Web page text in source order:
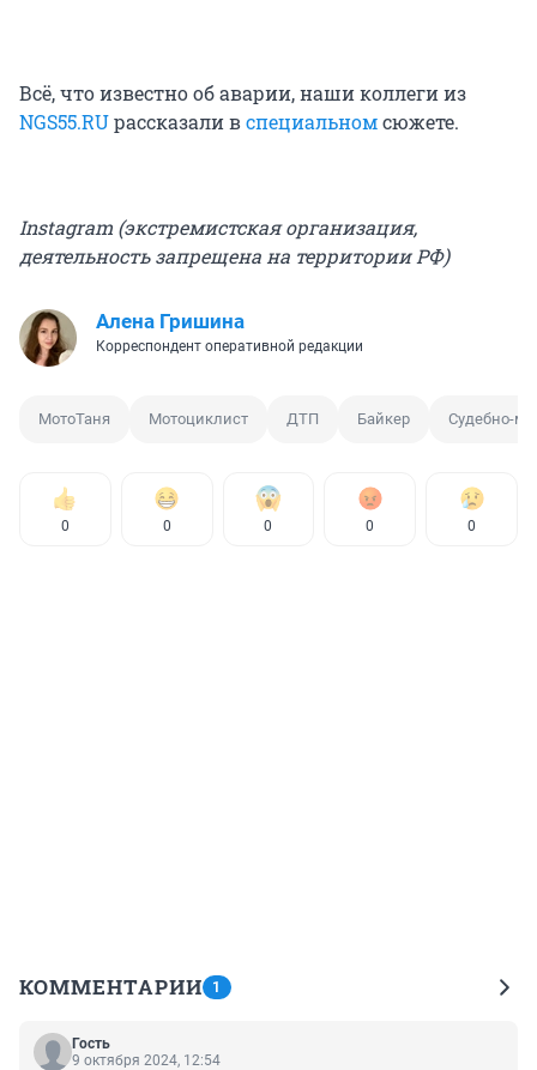
Всё, что известно об аварии, наши коллеги из
NGS55.RUрассказали вспециальномсюжете.
Instagram (экстремистская организация,
деятельность запрещена на территории РФ)
Алена Гришина
Корреспондент оперативной редакции
МотоТаня Мотоциклист ДТП Байкер Судебно-
0 0 0 0 0
КОММЕНТАРИИ 1
Гость
9 октября 2024, 12:54